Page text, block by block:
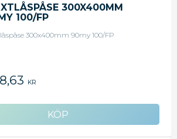
300X400MM
100/FP
300x400mm 90my 100/FP
KR